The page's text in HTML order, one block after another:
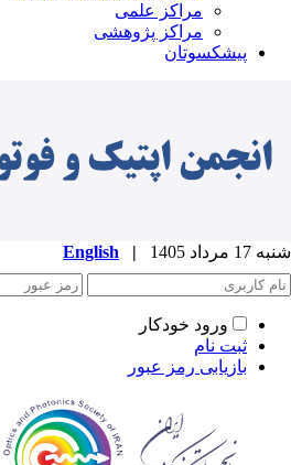
مراکز علمی
مراکز پژوهشی
پیشکسوتان
مرداد 1405 |
English
ورود خودکار
ثبت نام
بازیابی رمز عبور